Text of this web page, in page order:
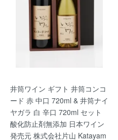
井筒ワイン ギフト 井筒コンコ
ード 赤 中口 720ml & 井筒ナイ
ヤガラ 白 辛口 720ml セット
酸化防止剤無添加 日本ワイン
発売元 株式会社片山 Katayam